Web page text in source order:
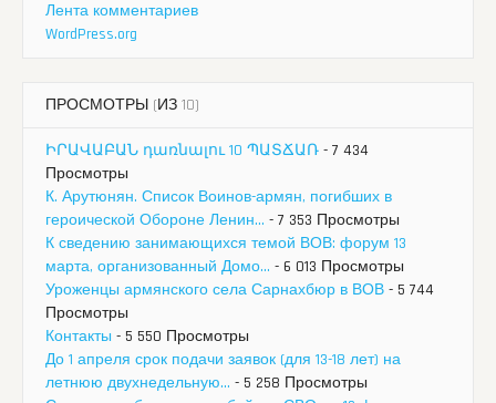
Лента комментариев
WordPress.org
ПРОСМОТРЫ (ИЗ 10)
ԻՐԱՎԱԲԱՆ դառնալու 10 ՊԱՏՃԱՌ - 7 434
Просмотры
К. Арутюнян. Список Воинов-армян, погибших в
героической Обороне Ленин... - 7 353 Просмотры
К сведению занимающихся темой ВОВ: форум 13
марта, организованный Домо... - 6 013 Просмотры
Уроженцы армянского села Сарнахбюр в ВОВ - 5 744
Просмотры
Контакты - 5 550 Просмотры
До 1 апреля срок подачи заявок (для 13-18 лет) на
летнюю двухнедельную... - 5 258 Просмотры